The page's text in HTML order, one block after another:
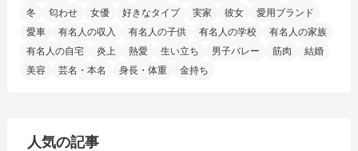
冬
匂わせ 女優 好きなタイプ 実家 彼女
愛用ブランド
愛車
有名人の収入 有名人の子供 有名人の学校
有名人の家族
有名人の自宅
炎上 熱愛 生い立ち 男子バレー 筋肉
結婚
美容
芸名・本名 身長・体重 金持ち
人気の記事